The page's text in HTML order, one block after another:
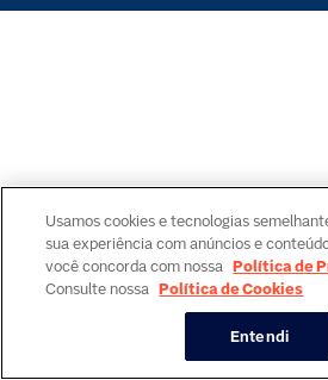
Usamos cookies e tecnologias
sua experiência com anúncios e
você concorda com nossa Política de
Consulte nossa Política de Cookies
Entendi